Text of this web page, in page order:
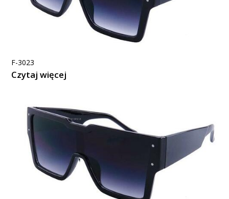
F-3023
Czytaj więcej